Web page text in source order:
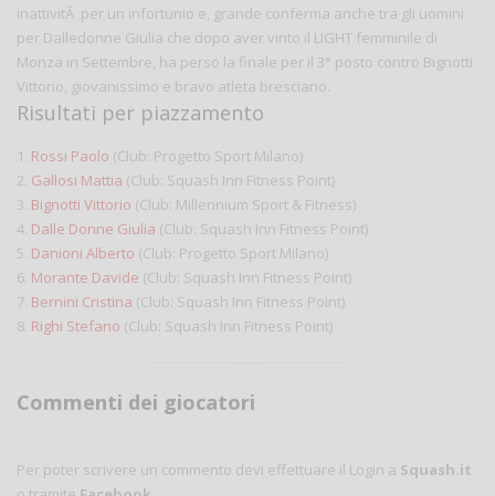
inattivitÃ per un infortunio e, grande conferma anche tra gli uomini
per Dalledonne Giulia che dopo aver vinto il LIGHT femminile di
Monza in Settembre, ha perso la finale per il 3° posto contro Bignotti
Vittorio, giovanissimo e bravo atleta bresciano.
Risultati per piazzamento
1. Rossi Paolo (Club: Progetto Sport Milano)
2. Gallosi Mattia (Club: Squash Inn Fitness Point)
3. Bignotti Vittorio (Club: Millennium Sport & Fitness)
4. Dalle Donne Giulia (Club: Squash Inn Fitness Point)
5. Danioni Alberto (Club: Progetto Sport Milano)
6. Morante Davide (Club: Squash Inn Fitness Point)
7. Bernini Cristina (Club: Squash Inn Fitness Point)
8. Righi Stefano (Club: Squash Inn Fitness Point)
Commenti dei giocatori
Per poter scrivere un commento devi effettuare il Login a Squash.it